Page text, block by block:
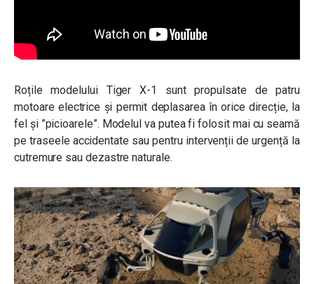
Roțile modelului Tiger X-1 sunt propulsate de patru
motoare electrice și permit deplasarea în orice direcție, la
fel și ”picioarele”. Modelul va putea fi folosit mai cu seamă
pe traseele accidentate sau pentru intervenții de urgență la
cutremure sau dezastre naturale.